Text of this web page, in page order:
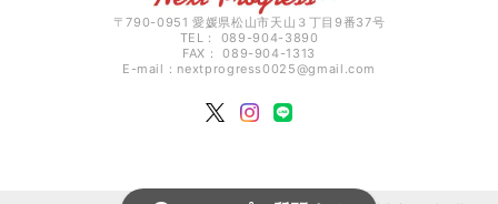
〒790-0951 愛媛県松山市天山３丁目9番37号
TEL： 089-904-3890
FAX： 089-904-1313
E-mail： nextprogress0025@gmail.com